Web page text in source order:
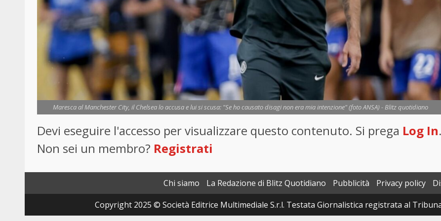
Maresca al Manchester City, il Chelsea lo accusa e lui si scusa: "Se ho causato disagi non era mia intenzione" (foto ANSA) - Blitz quotidiano
Devi eseguire l'accesso per visualizzare questo contenuto. Si prega Log In.
Non sei un membro? Registrati
Chi siamo La Redazione di Blitz Quotidiano Pubblicità Privacy policy
Copyright 2025 © Società Editrice Multimediale S.r.l. Testata Giornalistica registrata al